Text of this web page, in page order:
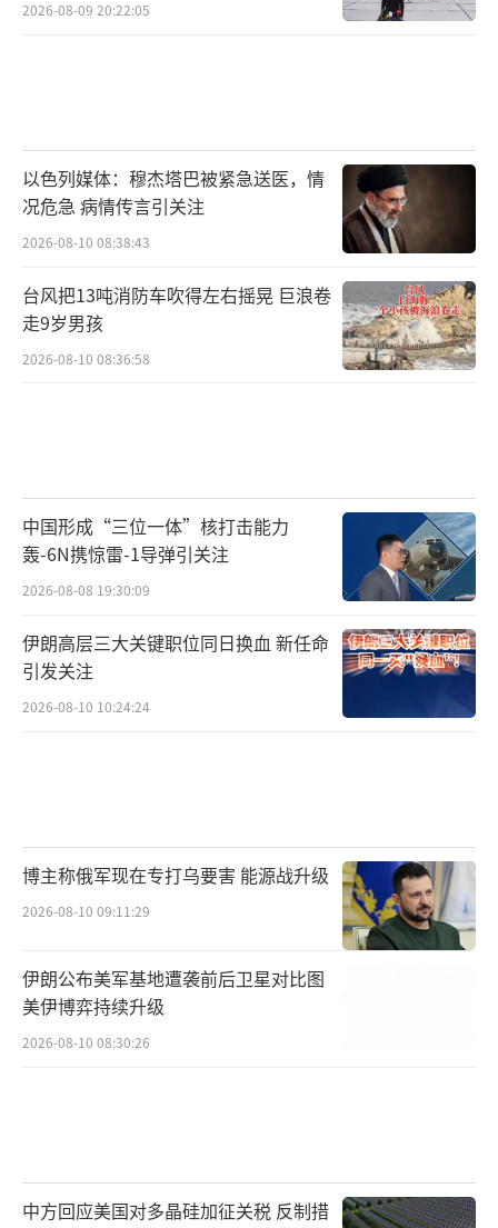
2026-08-09 20:22:05
以色列媒体：穆杰塔巴被紧急送医，情
况危急 病情传言引关注
2026-08-10 08:38:43
台风把13吨消防车吹得左右摇晃 巨浪卷
走9岁男孩
2026-08-10 08:36:58
中国形成“三位一体”核打击能力
轰-6N携惊雷-1导弹引关注
2026-08-08 19:30:09
伊朗高层三大关键职位同日换血 新任命
引发关注
2026-08-10 10:24:24
博主称俄军现在专打乌要害 能源战升级
2026-08-10 09:11:29
伊朗公布美军基地遭袭前后卫星对比图
美伊博弈持续升级
2026-08-10 08:30:26
中方回应美国对多晶硅加征关税 反制措